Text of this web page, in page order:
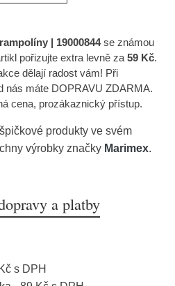
| 19000844se známou
pořizujte extra levně za 59 Kč.
dělají radost vám! Při
nás máte DOPRAVU ZDARMA.
cena, prozákaznický přístup.
produkty ve svém
výrobky značky Marimex.
a platby
s DPH